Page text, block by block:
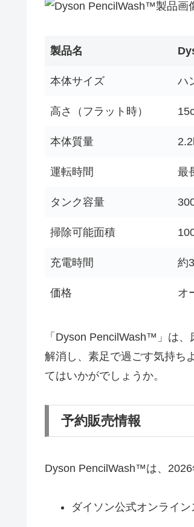
製品名
本体サイズ ハ
高さ（フラット時）
本体質量
運転時間 最
タンク容量
掃除可能面積
充電時間 約
価格 オ
「Dyson PencilWash™」は
解消し、素足で過ごす気持ち
てはいかがでしょうか。
予約販売情報
Dyson PencilWash™は、2026
ダイソン公式オンライン